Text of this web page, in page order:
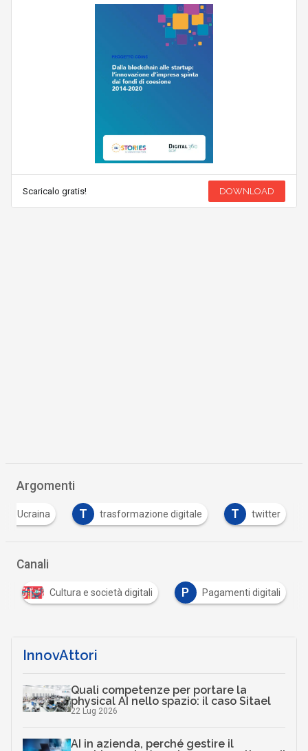
Scaricalo gratis! DOWNLOAD
Argomenti
in Ucraina T trasformazione digitale T twitter
Canali
Cultura e società digitali P Pagamenti digitali
InnovAttori
Quali competenze per portare la
physical AI nello spazio: il caso Sitael
22 Lug 2026
AI in azienda, perché gestire il